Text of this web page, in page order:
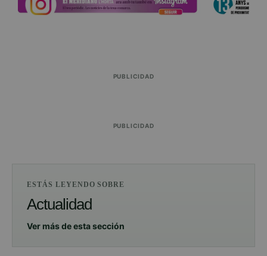
PUBLICIDAD
PUBLICIDAD
ESTÁS LEYENDO SOBRE
Actualidad
Ver más de esta sección